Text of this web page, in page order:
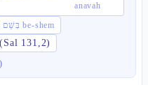
anavah
בְּשֵׁם be-shem
131,2)